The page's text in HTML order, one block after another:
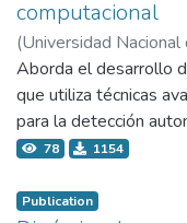
computacional
(Universidad
Apaza Pérez, Oscar
Herrera Miranda, Juan
Aborda el desarrollo
que utiliza técnicas
para la detección
contribuyendo
Perú. El proyecto
78 1154
Publication